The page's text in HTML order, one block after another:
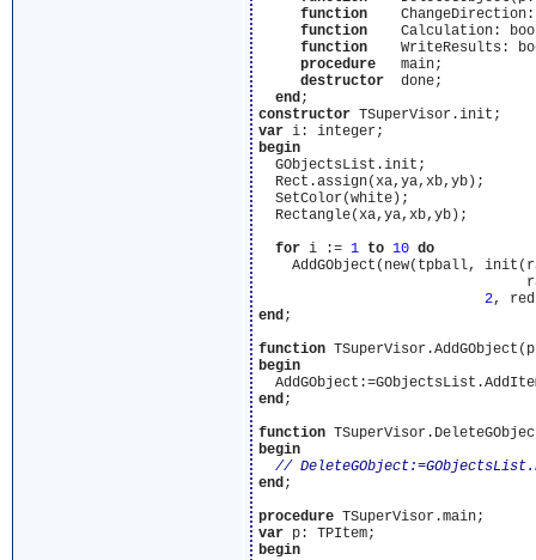
function
function
Calculation:
function
WriteResults:
procedure
   main;
destructor
  done;
end
constructor
var
begin
  GObjectsList.init;
  Rect.assign(xa,ya,xb,yb);
  SetColor(white);
  Rectangle(xa,ya,xb,yb);
for i := 1 to 10 do
AddGObject(new(tpball,
2,
end;
function
begin
end;
function
begin
end;
procedure
var
begin